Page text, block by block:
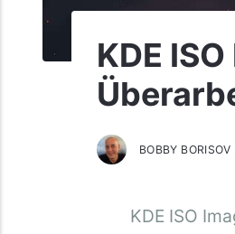
KDE
BOBBY
KDE ISO